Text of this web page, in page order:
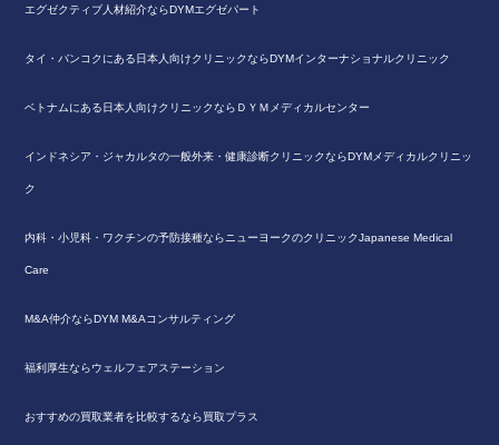
エグゼクティブ人材紹介ならDYMエグゼパート
タイ・バンコクにある日本人向けクリニックならDYMインターナショナルクリニック
ベトナムにある日本人向けクリニックならＤＹＭメディカルセンター
インドネシア・ジャカルタの一般外来・健康診断クリニックならDYMメディカルクリニッ
ク
内科・小児科・ワクチンの予防接種ならニューヨークのクリニックJapanese Medical
Care
M&A仲介ならDYM M&Aコンサルティング
福利厚生ならウェルフェアステーション
おすすめの買取業者を比較するなら買取プラス